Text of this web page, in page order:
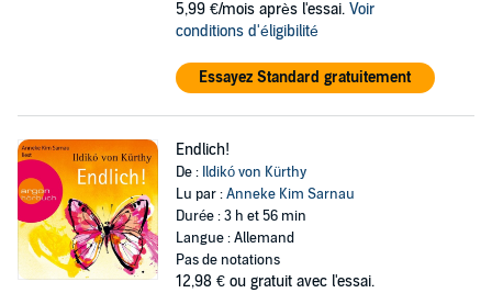
5,99 €/mois après l'essai. Voir
conditions d'éligibilité
Essayez Standard gratuitement
Endlich!
De : Ildikó von Kürthy
Lu par :Anneke Kim Sarnau
Durée : 3 h et 56 min
Langue : Allemand
Pas de notations
12,98 € ou gratuit avec l'essai.